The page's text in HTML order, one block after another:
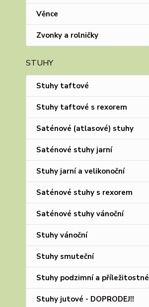
Věnce
Zvonky a rolničky
STUHY
Stuhy taftové
Stuhy taftové s rexorem
Saténové (atlasové) stuhy
Saténové stuhy jarní
Stuhy jarní a velikonoční
Saténové stuhy s rexorem
Saténové stuhy vánoční
Stuhy vánoční
Stuhy smuteční
Stuhy podzimní a příležitostné
Stuhy jutové - DOPRODEJ!!